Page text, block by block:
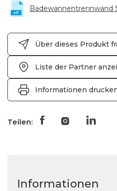
Badewannentrennwand
Über dieses Produkt
Liste der Partner
Informationen
Teilen:
Informationen